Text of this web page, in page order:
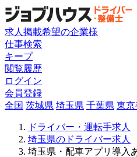
求人掲載希望の企業様
仕事検索
キープ
閲覧履歴
ログイン
会員登録
全国 茨城県 埼玉県 千葉県 東京
ドライバー・運転手求人
埼玉県のドライバー求人
埼玉県・配車アプリ導入